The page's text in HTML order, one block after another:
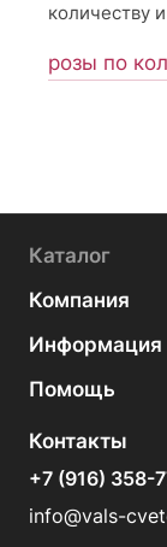
количеству
розы по
Каталог
Компания
Информация
Помощь
Контакты
+7 (916) 358-
info@vals-